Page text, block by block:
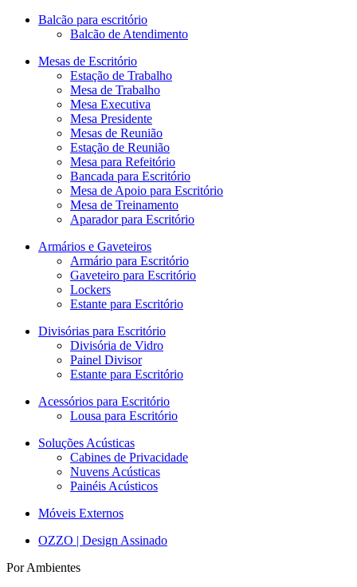
Balcão para escritório
Balcão de Atendimento
Mesas de Escritório
Estação de Trabalho
Mesa de Trabalho
Mesa Executiva
Mesa Presidente
Mesas de Reunião
Estação de Reunião
Mesa para Refeitório
Bancada para Escritório
Mesa de Apoio para Escritório
Mesa de Treinamento
Aparador para Escritório
Armários e Gaveteiros
Armário para Escritório
Gaveteiro para Escritório
Lockers
Estante para Escritório
Divisórias para Escritório
Divisória de Vidro
Painel Divisor
Estante para Escritório
Acessórios para Escritório
Lousa para Escritório
Soluções Acústicas
Cabines de Privacidade
Nuvens Acústicas
Painéis Acústicos
Móveis Externos
OZZO | Design Assinado
Por Ambientes